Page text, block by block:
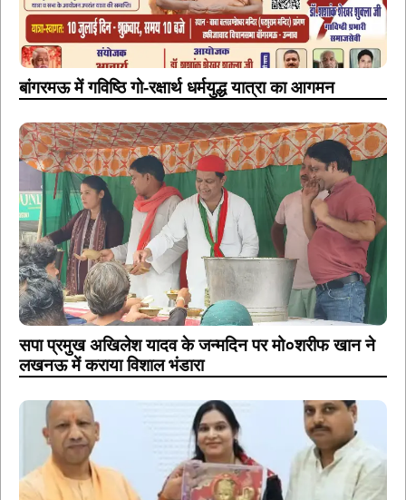
बांगरमऊ में गविष्ठि गो-रक्षार्थ धर्मयुद्ध यात्रा का आगमन
सपा प्रमुख अखिलेश यादव के जन्मदिन पर मो०शरीफ खान ने
लखनऊ में कराया विशाल भंडारा